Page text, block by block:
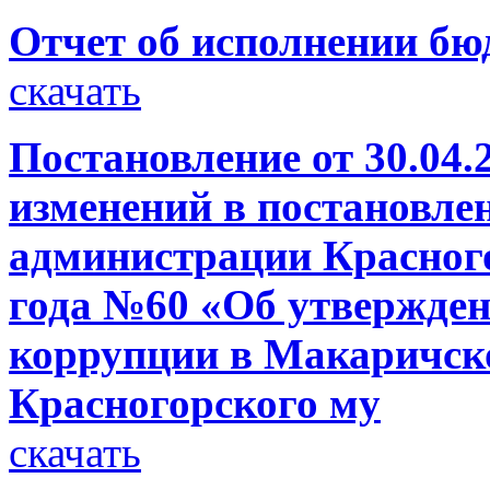
Отчет об исполнении
скачать
Постановление от
изменений в
администрации
года №60 «Об
коррупции в
Красногорского му
скачать